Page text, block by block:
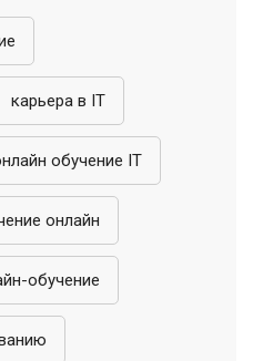
карьера в IT
обучение IT
онлайн
обучение